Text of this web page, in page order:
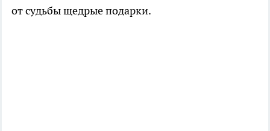
от судьбы щедрые подарки.